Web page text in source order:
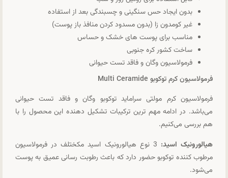
بدون ایجاد حس سنگینی و چسبندگی بعد از استفاده
غیر کومدون زا (بدون مسدود کردن منافذ باز پوست)
مناسب برای پوست های خشک و حساس
ساخت کشور کره جنوبی
فرمولاسیون وگان و فاقد تست حیوانی
فرمولاسیون کرم توکوبو Multi Ceramide
فرمولاسیون کرم مولتی سراماید توکوبو وگان و فاقد تست حیوانی
می‌باشد. در ادامه مهم ترین ترکیبات تشکیل دهنده این محصول را با
هم بررسی می‌کنیم.
هیالورونیک اسید:
3 نوع هیالورونیک اسید مکختلف در فرمولاسیون
مرطوب کننده توکوبو حضور دارد که باعث رطوبت رسانی عمیق به پوست
می‌شود.